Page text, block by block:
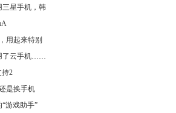
三星手机，韩
用起来特别
了云手机……
持2
是换手机
游戏助手”